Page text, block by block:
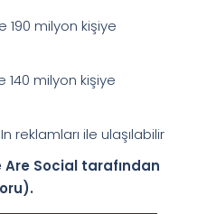
190 milyon kişiye
140 milyon kişiye
reklamları ile ulaşılabilir
Social tarafından